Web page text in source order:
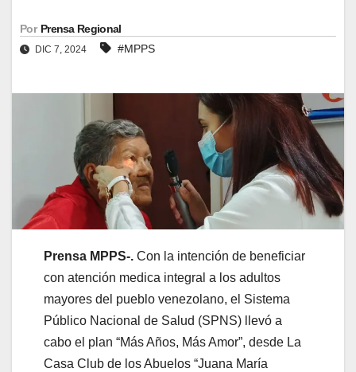
Por Prensa Regional
DIC 7, 2024 #MPPS
Prensa MPPS-. Con la intención de beneficiar
con atención medica integral a los adultos
mayores del pueblo venezolano, el Sistema
Público Nacional de Salud (SPNS) llevó a
cabo el plan “Más Años, Más Amor”, desde La
Casa Club de los Abuelos “Juana María